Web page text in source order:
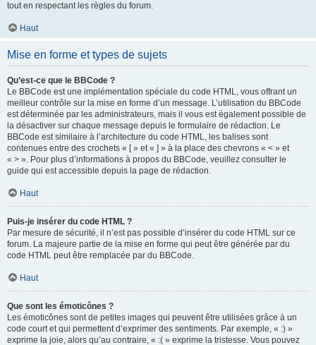
tout en respectant les règles du forum.
Haut
Mise en forme et types de sujets
Qu’est-ce que le BBCode ?
Le BBCode est une implémentation spéciale du code HTML, vous offrant un
meilleur contrôle sur la mise en forme d’un message. L’utilisation du BBCode
est déterminée par les administrateurs, mais il vous est également possible de
la désactiver sur chaque message depuis le formulaire de rédaction. Le
BBCode est similaire à l’architecture du code HTML, les balises sont
contenues entre des crochets « [ » et « ] » à la place des chevrons « < » et
« > ». Pour plus d’informations à propos du BBCode, veuillez consulter le
guide qui est accessible depuis la page de rédaction.
Haut
Puis-je insérer du code HTML ?
Par mesure de sécurité, il n’est pas possible d’insérer du code HTML sur ce
forum. La majeure partie de la mise en forme qui peut être générée par du
code HTML peut être remplacée par du BBCode.
Haut
Que sont les émoticônes ?
Les émoticônes sont de petites images qui peuvent être utilisées grâce à un
code court et qui permettent d’exprimer des sentiments. Par exemple, « :) »
exprime la joie, alors qu’au contraire, « :( » exprime la tristesse. Vous pouvez